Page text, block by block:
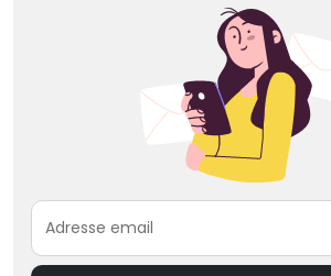
Adresse email